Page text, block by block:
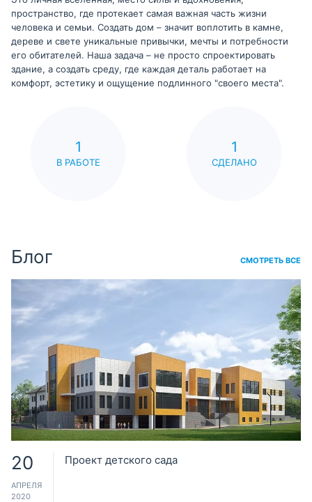
пространство, где протекает самая важная часть жизни
человека и семьи. Создать дом – значит воплотить в камне,
дереве и свете уникальные привычки, мечты и потребности
его обитателей. Наша задача – не просто спроектировать
здание, а создать среду, где каждая деталь работает на
комфорт, эстетику и ощущение подлинного "своего места".
1
В РАБОТЕ
1
СДЕЛАНО
Блог СМОТРЕТЬ ВСЕ
20
АПРЕЛЯ
2020
Проект детского сада